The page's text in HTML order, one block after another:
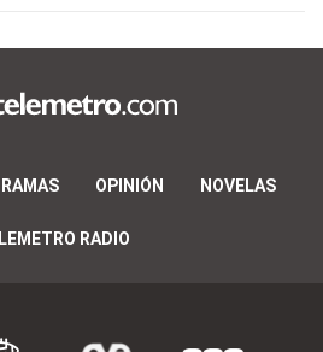
OPINIÓN NOVELAS
RADIO